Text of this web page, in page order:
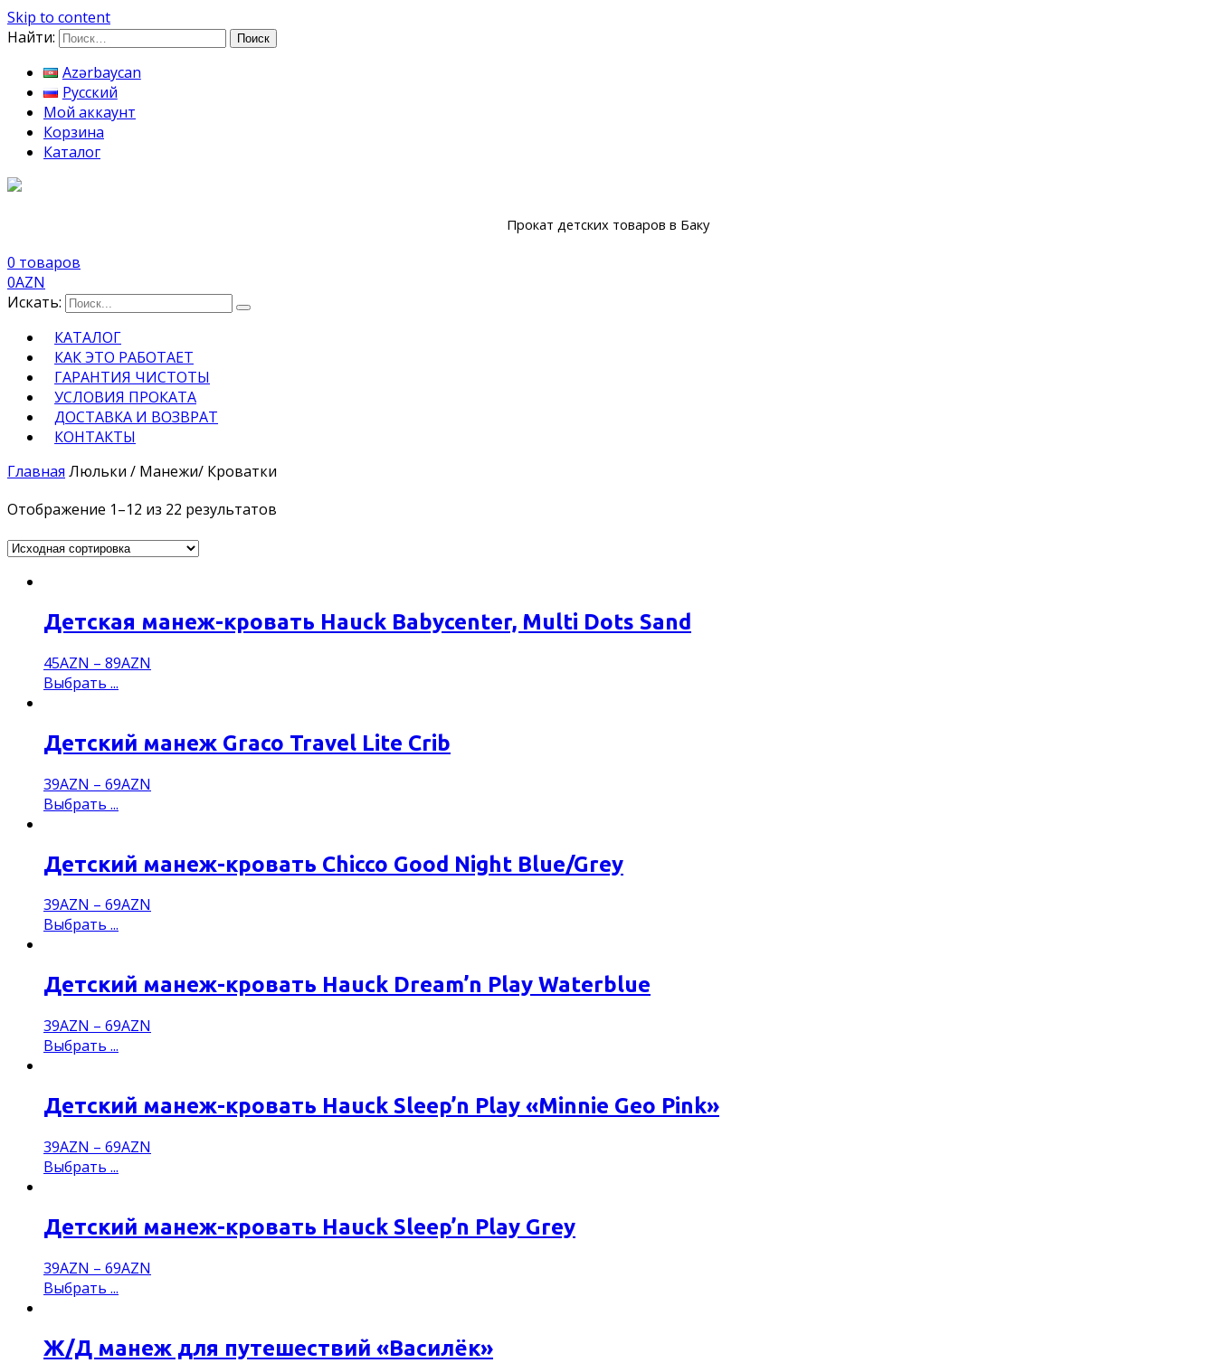
Skip to content
Найти:
Azərbaycan
Русский
Мой аккаунт
Корзина
Каталог
Прокат детских товаров в Баку
0 товаров
0AZN
Искать:
КАТАЛОГ
КАК ЭТО РАБОТАЕТ
ГАРАНТИЯ ЧИСТОТЫ
УСЛОВИЯ ПРОКАТА
ДОСТАВКА И ВОЗВРАТ
КОНТАКТЫ
Главная Люльки / Манежи/ Кроватки
Отображение 1–12 из 22 результатов
Детская манеж-кровать Hauck Babycenter, Multi Dots Sand
45AZN – 89AZN
Выбрать ...
Детский манеж Graco Travel Lite Crib
39AZN – 69AZN
Выбрать ...
Детский манеж-кровать Chicco Good Night Blue/Grey
39AZN – 69AZN
Выбрать ...
Детский манеж-кровать Hauck Dream’n Play Waterblue
39AZN – 69AZN
Выбрать ...
Детский манеж-кровать Hauck Sleep’n Play «Minnie Geo Pink»
39AZN – 69AZN
Выбрать ...
Детский манеж-кровать Hauck Sleep’n Play Grey
39AZN – 69AZN
Выбрать ...
Ж/Д манеж для путешествий «Василёк»